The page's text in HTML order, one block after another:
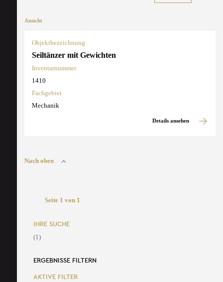
Ansicht
Objektbezeichnung
Seiltänzer mit Gewichten
Inventarnummer
1410
Fachgebiet
Mechanik
Details ansehen
Nach oben
Seite 1 von 1
IHRE SUCHE
(1)
ERGEBNISSE FILTERN
AKTIVE FILTER